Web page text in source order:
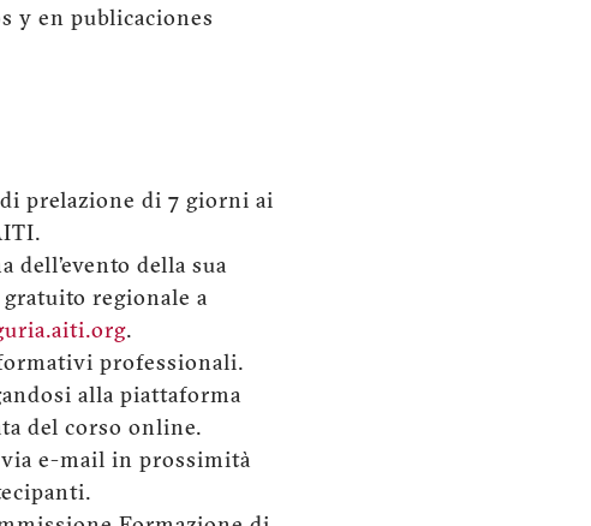
y en publicaciones
prelazione di 7 giorni ai
della sua
regionale a
.
professionali.
alla piattaforma
del corso online.
e-mail in prossimità